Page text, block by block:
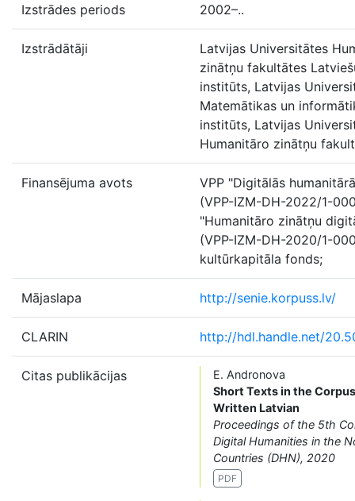
Izstrādes periods 2002–..
Izstrādātāji
Latvijas Universitātes
zinātņu fakultātes
institūts, Latvijas
Matemātikas un
institūts, Latvijas
Humanitāro zinātņu
Finansējuma avots
VPP "Digitālās
(VPP-IZM-DH-2022/1-
"Humanitāro zinātņu
(VPP-IZM-DH-2020/1-
kultūrkapitāla fonds;
Mājaslapa http://senie.korpuss.lv/
CLARIN http://hdl.handle.net/
Citas publikācijas
E. Andronova
Short Texts in the
Written Latvian
Proceedings of the 5th
Digital Humanities in the
Countries (DHN), 2020
PDF